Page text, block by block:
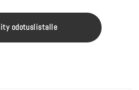
odotuslistalle